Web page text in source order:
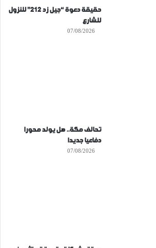
حقيقة دعوة “جيل زد 212” للنزول
للشارع
07/08/2026
تحالف مكة.. هل يولد محورا
دفاعيا جديدا
07/08/2026